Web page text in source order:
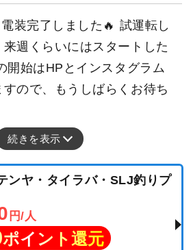
装完了しました🔥 試運転し
週くらいにはスタートした
開始はHPとインスタグラム
ので、もうしばらくお待ち
続きを表示
ヤ・タイラバ・SLJ釣りプ
円/人
ポイント還元